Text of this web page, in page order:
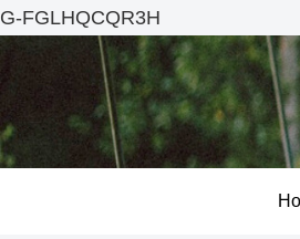
G-FGLHQCQR3H